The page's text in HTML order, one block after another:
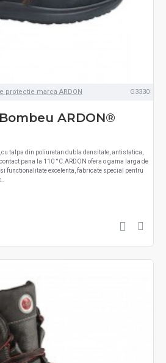
protectie marca ARDON G3330
ARDON®
talpa din poliuretan dubla densitate, antistatica,
pana la 110 °C.ARDON ofera o gama larga de
functionalitate excelenta, fabricate special pentru